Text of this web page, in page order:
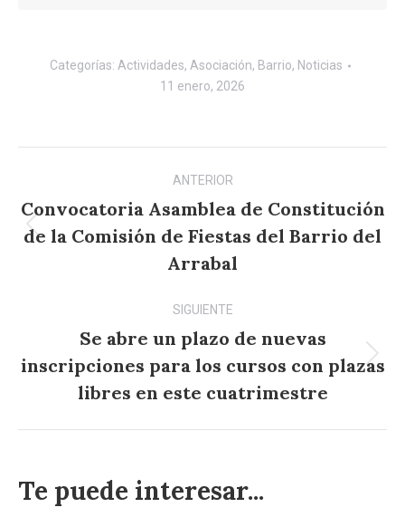
Categorías: Actividades, Asociación, Barrio, Noticias
11 enero, 2026
Navegación
entre
publicaciones
ANTERIOR
Publicación
anterior:
Convocatoria Asamblea de Constitución
de la Comisión de Fiestas del Barrio del
Arrabal
SIGUIENTE
Publicación
siguiente:
Se abre un plazo de nuevas
inscripciones para los cursos con plazas
libres en este cuatrimestre
Te puede interesar...